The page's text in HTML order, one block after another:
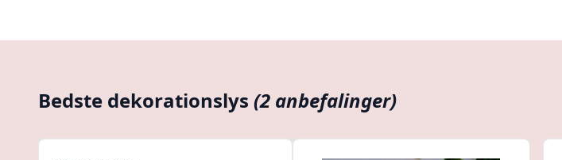
Bedste dekorationslys (2 anbefalinger)